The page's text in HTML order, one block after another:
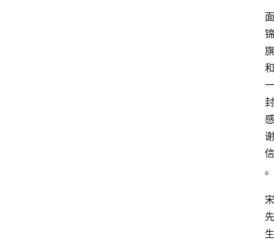
面
锦
旗
和
一
封
感
谢
信
。
宋
先
生